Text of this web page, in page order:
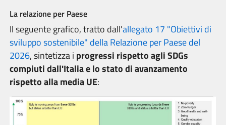
La relazione per Paese
Il seguente grafico, tratto dall'allegato 17 "Obiettivi di
sviluppo sostenibile" dellaRelazione per Paese del
2026, sintetizza i progressi rispetto agli SDGs
compiuti dall'Italia e lo stato di avanzamento
rispetto alla media UE: